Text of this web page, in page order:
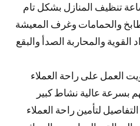
24 ساعة تنظيف المنازل بشكل تام
والحمامات وغرف المعيشة
والمحاربة الصدأ والبقع
العمل على راحة العملاء
بسرعة عالية نشاط كبير
لتأمين راحة العملاء